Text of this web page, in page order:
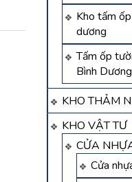
Kho tấm
dương
Tấm ốp
Bình Dương
KHO THẢM
KHO VẬT TƯ
CỬA
Cửa